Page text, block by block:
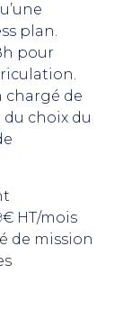
plan.
pour
chargé de
choix du
HT/mois
de mission